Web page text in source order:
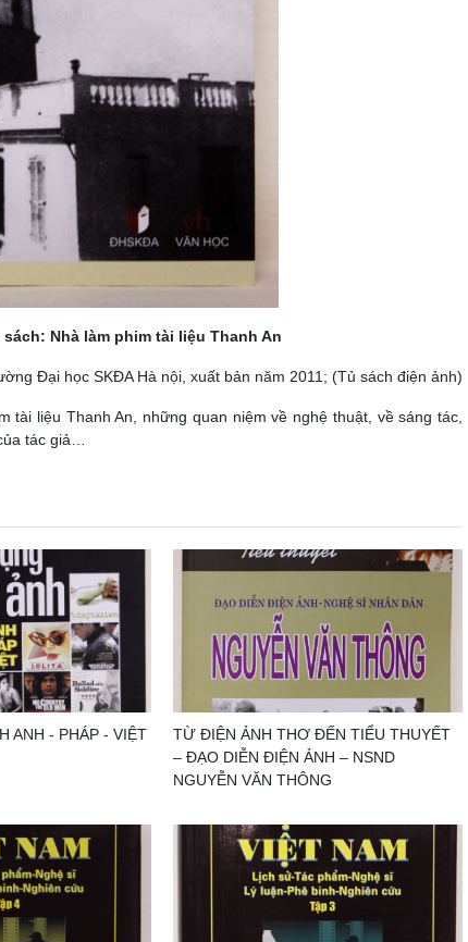
làm phim tài liệu Thanh An
Đại học SKĐA Hà nội, xuất bản năm 2011; (Tủ sách điện ảnh)
liệu Thanh An, những quan niệm về nghệ thuật, về sáng tác,
tác giả…
ANH - PHÁP - VIỆT
TỪ ĐIỆN ẢNH THƠ ĐẾN TIỂU THUYẾT
– ĐẠO DIỄN ĐIỆN ẢNH – NSND
NGUYỄN VĂN THÔNG